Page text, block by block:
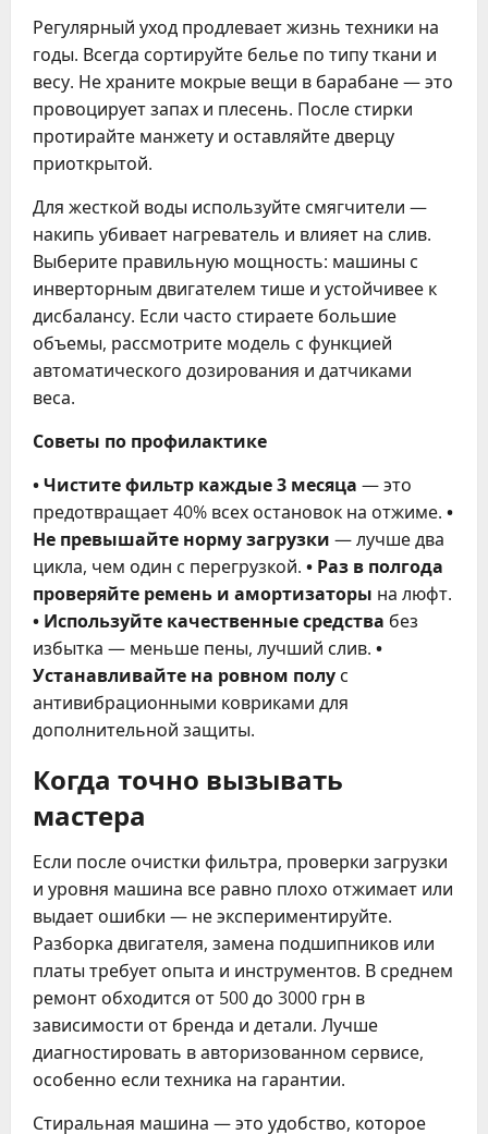
Регулярный уход продлевает жизнь техники на
годы. Всегда сортируйте белье по типу ткани и
весу. Не храните мокрые вещи в барабане — это
провоцирует запах и плесень. После стирки
протирайте манжету и оставляйте дверцу
приоткрытой.
Для жесткой воды используйте смягчители —
накипь убивает нагреватель и влияет на слив.
Выберите правильную мощность: машины с
инверторным двигателем тише и устойчивее к
дисбалансу. Если часто стираете большие
объемы, рассмотрите модель с функцией
автоматического дозирования и датчиками
веса.
Советы по профилактике
• Чистите фильтр каждые 3 месяца — это
предотвращает 40% всех остановок на отжиме. •
Не превышайте норму загрузки — лучше два
цикла, чем один с перегрузкой. • Раз в полгода
проверяйте ремень и амортизаторы на люфт.
• Используйте качественные средства без
избытка — меньше пены, лучший слив. •
Устанавливайте на ровном полу с
антивибрационными ковриками для
дополнительной защиты.
Когда точно вызывать
мастера
Если после очистки фильтра, проверки загрузки
и уровня машина все равно плохо отжимает или
выдает ошибки — не экспериментируйте.
Разборка двигателя, замена подшипников или
платы требует опыта и инструментов. В среднем
ремонт обходится от 500 до 3000 грн в
зависимости от бренда и детали. Лучше
диагностировать в авторизованном сервисе,
особенно если техника на гарантии.
Стиральная машина — это удобство, которое